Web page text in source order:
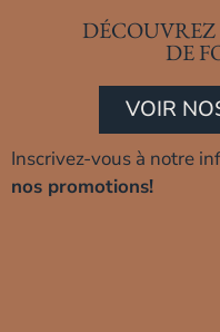
DE
VOIR
Inscrivez-vous à notre
nos promotions!